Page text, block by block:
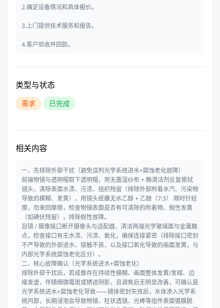
2.确定设备情况和具体报价。
3.上门提供技术服务和报告。
4.客户验收并回款。
类型与状态
需求 已完成
相关内容
一、先排除外部干扰（避免误判光学系统进水+腐蚀老化故障）
前端物镜与透明帽取下透明帽，用无菌湿纱布 + 酶清洁剂反复擦拭
镜头，清除表面水渍、污渍、组织残留（排除外部附着水汽、污染物
导致的模糊、发黄）。用镜头纸蘸无水乙醇 + 乙醚（7:3） 顺时针轻
擦，勿来回摩擦，检查物镜表面是否有可清除的附着物、假性发黄
（如碘伏残留），排除假性故障。
目镜 / 摄像接口断开摄像头与适配器，清洁两端光学玻璃面与金属触
点，检查接口有无水渍、污渍、氧化，确保连接紧密（排除接口密封
不严导致的外部进水、接触不良，以及接口氧化导致的画面发黄，与
内部光学系统腐蚀老化区分）。
二、核心故障确认（光学系统进水+腐蚀老化）
排除外部干扰后，若成像存在持续性模糊、画面整体发黄/发暗、边
缘发虚，伴随细微霉斑或锈迹阴影，且调焦后无明显改善，可确认是
光学系统进水+腐蚀老化导致——镜体密封失效后，水体渗入光学系
统内部，长期浸泡会导致物镜、柱状透镜、光棒等组件表面镀膜脱